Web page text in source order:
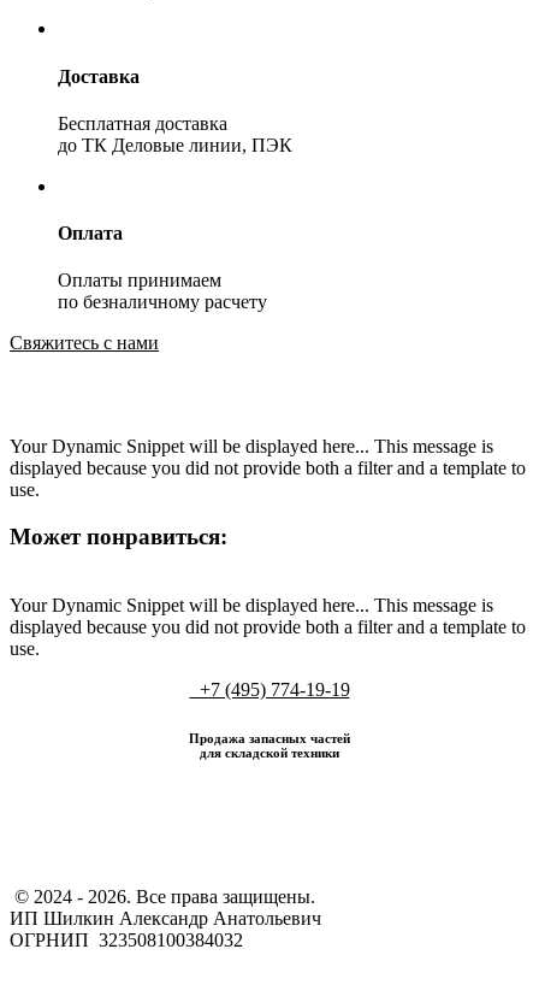
Доставка
Бесплатная доставка
до ТК Деловые линии, ПЭК
Оплата
Оплаты принимаем
по безналичному расчету
Свяжитесь с нами
Your Dynamic Snippet will be displayed here... This message is
displayed because you did not provide both a filter and a template to
use.
Может понравиться:
Your Dynamic Snippet will be displayed here... This message is
displayed because you did not provide both a filter and a template to
use.
+7 (495) 774-19-19
Продажа запасных частей
для складской техники
​ © 2024 - 2026. Все права защищены.
ИП Шилкин Александр Анатольевич
ОГРНИП 323508100384032